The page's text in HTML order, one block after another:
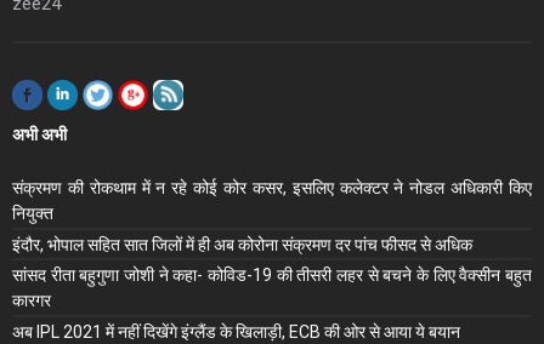
अभी अभी
संक्रमण की रोकथाम में न रहे कोई कोर कसर, इसलिए कलेक्‍टर ने नोडल अधिकारी किए
नियुक्‍त
इंदौर, भोपाल सहित सात जिलों में ही अब कोरोना संक्रमण दर पांच फीसद से अधिक
सांसद रीता बहुगुणा जोशी ने कहा- कोविड-19 की तीसरी लहर से बचने के लिए वैक्सीन बहुत
कारगर
अब IPL 2021 में नहीं दिखेंगे इंग्लैंड के खिलाड़ी, ECB की ओर से आया ये बयान